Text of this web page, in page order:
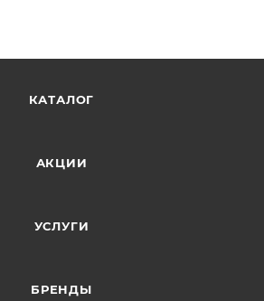
КАТАЛОГ
АКЦИИ
УСЛУГИ
БРЕНДЫ